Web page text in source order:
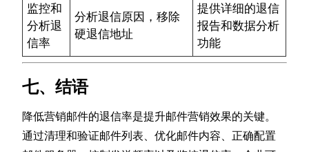
监控和
分析退
信率
分析退信原因，移除
硬退信地址
提供详细的退信
报告和数据分析
功能
七、结语
降低营销邮件的退信率是提升邮件营销效果的关键。
通过清理和验证邮件列表、优化邮件内容、正确配置